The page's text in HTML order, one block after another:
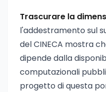
Trascurare la
l'addestramento sul
del CINECA mostra
dipende dalla
computazionali
progetto di questa